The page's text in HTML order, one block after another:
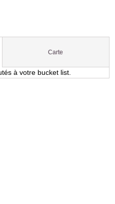
Carte
à votre bucket list.